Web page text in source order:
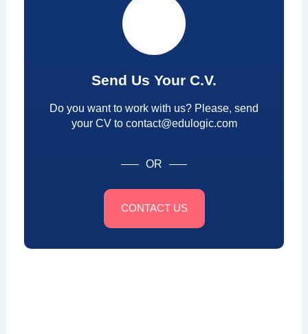
Send Us Your C.V.
Do you want to work with us? Please, send
your CV to contact@edulogic.com
OR
CONTACT US